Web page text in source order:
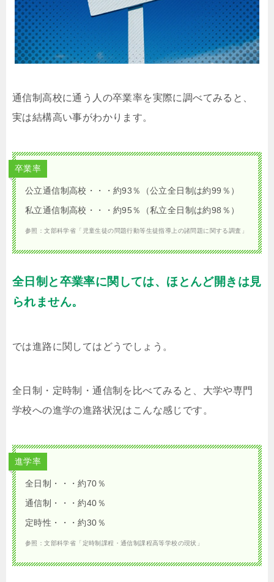
通信制高校に通う人の卒業率を実際に調べてみると、
実は結構高い事がわかります。
卒業率
公立通信制高校・・・約93％（公立全日制は約99％）
私立通信制高校・・・約95％（私立全日制は約98％）
参照：文部科学省「児童生徒の問題行動等生徒指導上の諸問題に関する調査」
全日制と卒業率に関しては、ほとんど開きは見
られません。
では進路に関してはどうでしょう。
全日制・定時制・通信制を比べてみると、大学や専門
学校への進学の進路状況はこんな感じです。
進学率
全日制・・・約70％
通信制・・・約40％
定時性・・・約30％
参照：文部科学省「定時制課程・通信制課程高等学校の現状」